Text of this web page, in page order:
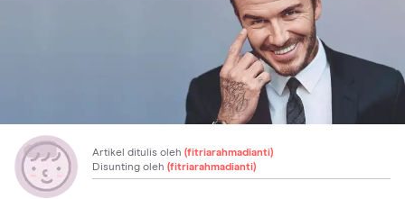
Artikel ditulis oleh (fitriarahmadianti)
Disunting oleh (fitriarahmadianti)